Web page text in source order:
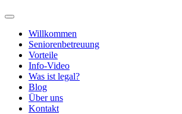
Willkommen
Seniorenbetreuung
Vorteile
Info-Video
Was ist legal?
Blog
Über uns
Kontakt